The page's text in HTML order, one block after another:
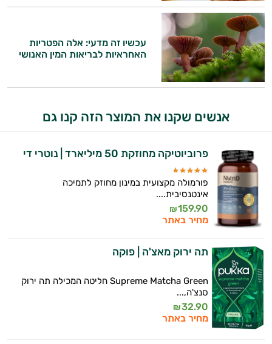
עכשיו זה מדעי: אלה הפטריות
האחראיות לבריאות המין האנושי
אנשים שקנו את המוצר הזה קנו גם
פרוביוטיקה מחוזקת 50 מיליארד | נוטרי די
פורמולה מקצועית במינון מחוזק לתמיכה
אינטנסיבית....
159.90
₪
מחיר באתר
תה ירוק מאצ'ה | פוקה
Supreme Matcha Green חליטה המכילה תה ירוק
סנצ'ה,...
32.90
₪
מחיר באתר
התשובות שלי מבוססות על מאגרי מידע קליניים
וספרות מקצועית בתחומי הרפואה הטבעית
ותזונת הספורט.
אני כאן כדי לעזור לך להתאים את תוספי
התזונה ומוצרי הבריאות המדויקים למטרות
יום וגם בתחום הכושר והספורט.
המטרה שלי היא להתאים עבורך המלצות
אישיות מבוססות מדעית.
זה הזמן להתחיל. איך אוכל לעזור?